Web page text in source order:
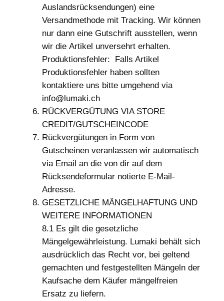
Auslandsrücksendungen) eine
Versandmethode mit Tracking. Wir können
nur dann eine Gutschrift ausstellen, wenn
wir die Artikel unversehrt erhalten.
Produktionsfehler: Falls Artikel
Produktionsfehler haben sollten
kontaktiere uns bitte umgehend via
info@lumaki.ch
RÜCKVERGÜTUNG VIA STORE
CREDIT/GUTSCHEINCODE
Rückvergütungen in Form von
Gutscheinen veranlassen wir automatisch
via Email an die von dir auf dem
Rücksendeformular notierte E-Mail-
Adresse.
GESETZLICHE MÄNGELHAFTUNG UND
WEITERE INFORMATIONEN
8.1 Es gilt die gesetzliche
Mängelgewährleistung. Lumaki behält sich
ausdrücklich das Recht vor, bei geltend
gemachten und festgestellten Mängeln der
Kaufsache dem Käufer mängelfreien
Ersatz zu liefern.